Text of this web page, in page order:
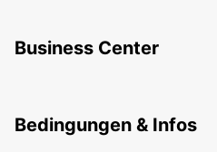
Business Center
Bedingungen & Infos